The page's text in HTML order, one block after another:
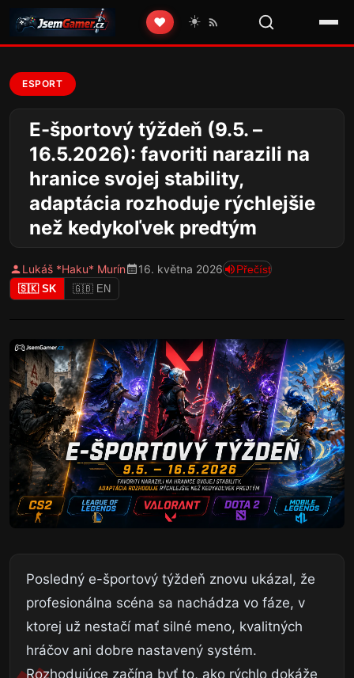
❤️ ☀️
ESPORT
E-športový týždeň (9.5. –
16.5.2026): favoriti narazili na
hranice svojej stability,
adaptácia rozhoduje rýchlejšie
než kedykoľvek predtým
Lukáš *Haku* Murín 16. května 2026 Přečíst
🇸🇰 SK 🇬🇧 EN
Posledný e-športový týždeň znovu ukázal, že
profesionálna scéna sa nachádza vo fáze, v
ktorej už nestačí mať silné meno, kvalitných
hráčov ani dobre nastavený systém.
Rozhodujúce začína byť to, ako rýchlo dokáže